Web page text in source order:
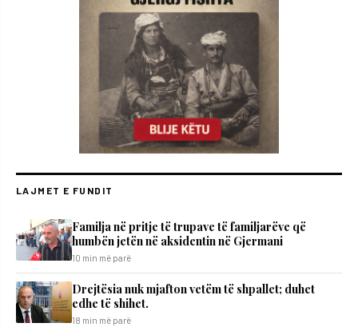
LAJMET E FUNDIT
​Familja në pritje të trupave të familjarëve që
humbën jetën në aksidentin në Gjermani
10 min më parë
Drejtësia nuk mjafton vetëm të shpallet; duhet
edhe të shihet.
18 min më parë